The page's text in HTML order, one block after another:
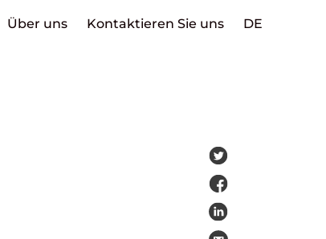
Über uns Kontaktieren Sie uns DE